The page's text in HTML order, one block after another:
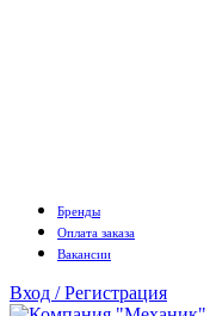
Бренды
Оплата заказа
Вакансии
Вход / Регистрация